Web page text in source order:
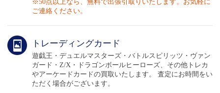
◆リストバンド
◆缶バッチ
◆ピンバッチ
※50点以上なら、無料で出張引取りいたします。お気軽に
ご連絡ください。
トレーディングカード
遊戯王・デュエルマスターズ・バトルスピリッツ・ヴァン
ガード・Z/X・ドラゴンボールヒーローズ、その他トレカ
やアーケードカードの買取いたします。 査定にお時間をい
ただく場合がございます。